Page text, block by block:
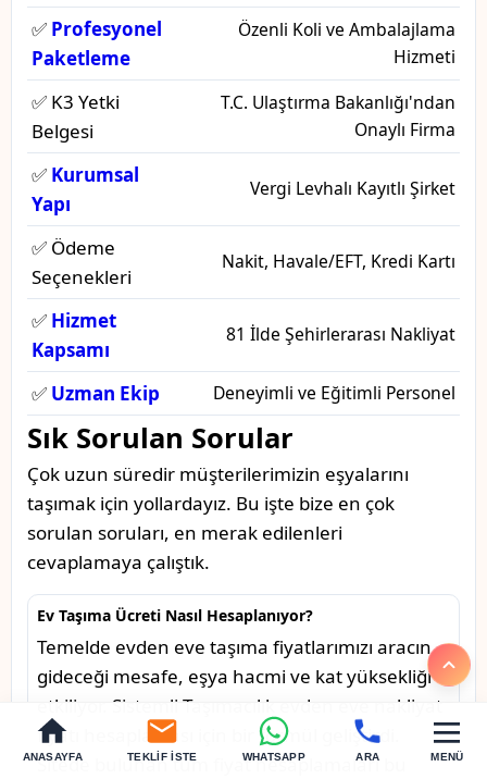
ANASAYFA TEKLIF İSTE WHATSAPP ARA MENÜ
✅ Profesyonel
Paketleme
Özenli Koli ve Ambalajlama
Hizmeti
✅ K3 Yetki
Belgesi
T.C. Ulaştırma Bakanlığı'ndan
Onaylı Firma
✅ Kurumsal
Yapı
Vergi Levhalı Kayıtlı Şirket
✅ Ödeme
Seçenekleri
Nakit, Havale/EFT, Kredi Kartı
✅ Hizmet
Kapsamı
81 İlde Şehirlerarası Nakliyat
✅ Uzman Ekip Deneyimli ve Eğitimli Personel
Sık Sorulan Sorular
Çok uzun süredir müşterilerimizin eşyalarını
taşımak için yollardayız. Bu işte bize en çok
sorulan soruları, en merak edilenleri
cevaplamaya çalıştık.
Ev Taşıma Ücreti Nasıl Hesaplanıyor?
Temelde evden eve taşıma fiyatlarımızı aracın
gideceği mesafe, eşya hacmi ve kat yüksekliği
etkiliyor. Sistemli Taşımacılık evden eve nakliyat
fiyatı hesaplaması için bir formül geliştirdi.
Sitede bulunan tüm fiyat hesaplamaları bu